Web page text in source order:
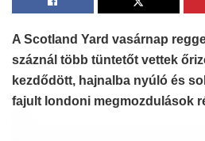
A Scotland Yard vasárnap
száznál több tüntetőt vettek
kezdődött, hajnalba nyúló és
fajult londoni megmozdulások